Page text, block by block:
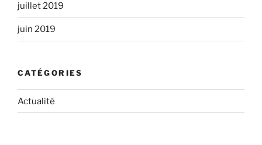
juillet 2019
juin 2019
CATÉGORIES
Actualité